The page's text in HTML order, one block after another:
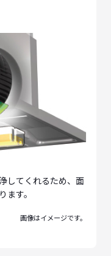
してくれるため、面
す。
画像はイメージです。